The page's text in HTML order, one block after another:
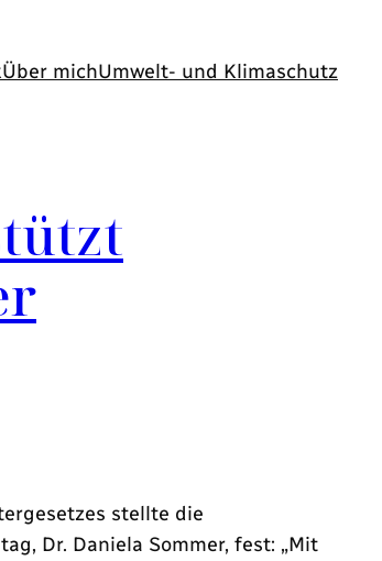
Über michUmwelt- und Klimaschutz
stellte die
Dr. Daniela Sommer, fest: „Mit